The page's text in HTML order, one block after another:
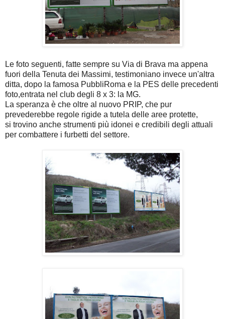
Le foto seguenti, fatte sempre su Via di Brava ma appena
fuori della Tenuta dei Massimi, testimoniano invece un'altra
ditta, dopo la famosa PubbliRoma e la PES delle precedenti
foto,entrata nel club degli 8 x 3: la MG .
La speranza è che oltre al nuovo PRIP, che pur
prevederebbe regole rigide a tutela delle aree protette,
si trovino anche strumenti più idonei e credibili degli attuali
per combattere i furbetti del settore.